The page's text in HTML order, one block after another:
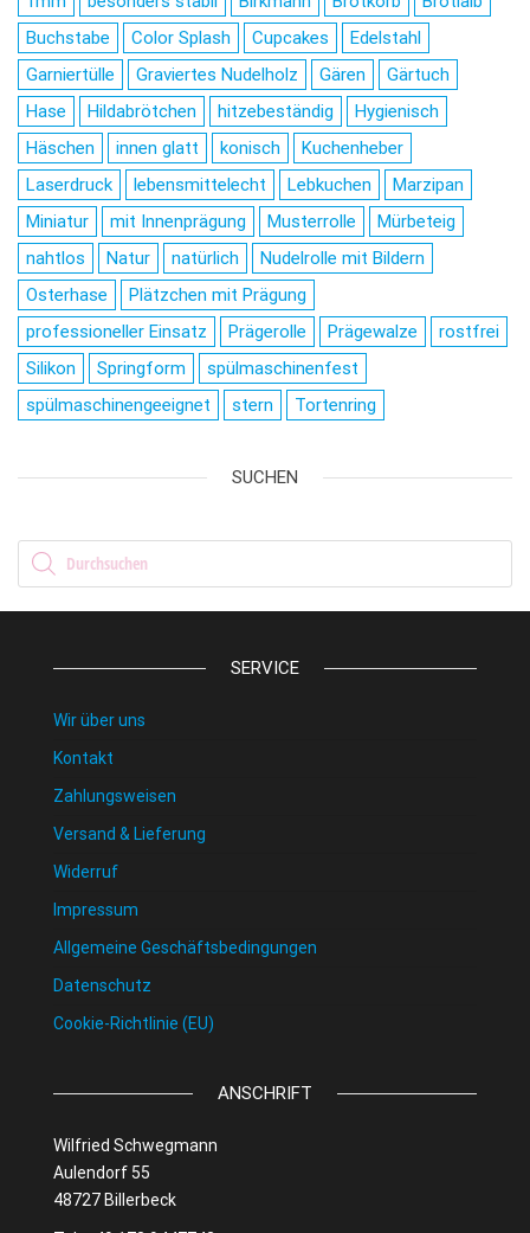
Buchstabe
Color Splash Cupcakes
Edelstahl
Garniertülle
Graviertes Nudelholz Gären
Gärtuch
Hase
Hildabrötchen hitzebeständig
Hygienisch
Häschen
innen glatt konisch
Kuchenheber
Laserdruck
lebensmittelecht Lebkuchen
Marzipan
Miniatur
mit Innenprägung Musterrolle
Mürbeteig
nahtlos
Natur natürlich
Nudelrolle mit Bildern
Osterhase
Plätzchen mit Prägung
professioneller Einsatz
Prägerolle Prägewalze
rostfrei
Silikon
Springform
spülmaschinenfest
spülmaschinengeeignet
stern Tortenring
SUCHEN
Products search
SERVICE
Wir über uns
Kontakt
Zahlungsweisen
Versand & Lieferung
Widerruf
Impressum
Allgemeine Geschäftsbedingungen
Datenschutz
Cookie-Richtlinie (EU)
ANSCHRIFT
Wilfried Schwegmann
Aulendorf 55
48727 Billerbeck